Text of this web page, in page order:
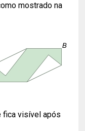
mostrado na
fica visível após